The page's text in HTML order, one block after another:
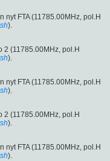
nyt FTA (11785.00MHz, pol.H
).
2 (11785.00MHz, pol.H
).
nyt FTA (11785.00MHz, pol.H
).
2 (11785.00MHz, pol.H
).
nyt FTA (11785.00MHz, pol.H
).